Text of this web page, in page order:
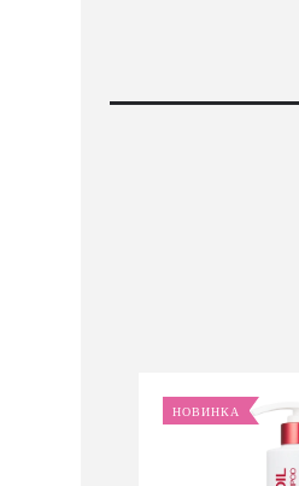
НОВИНКА